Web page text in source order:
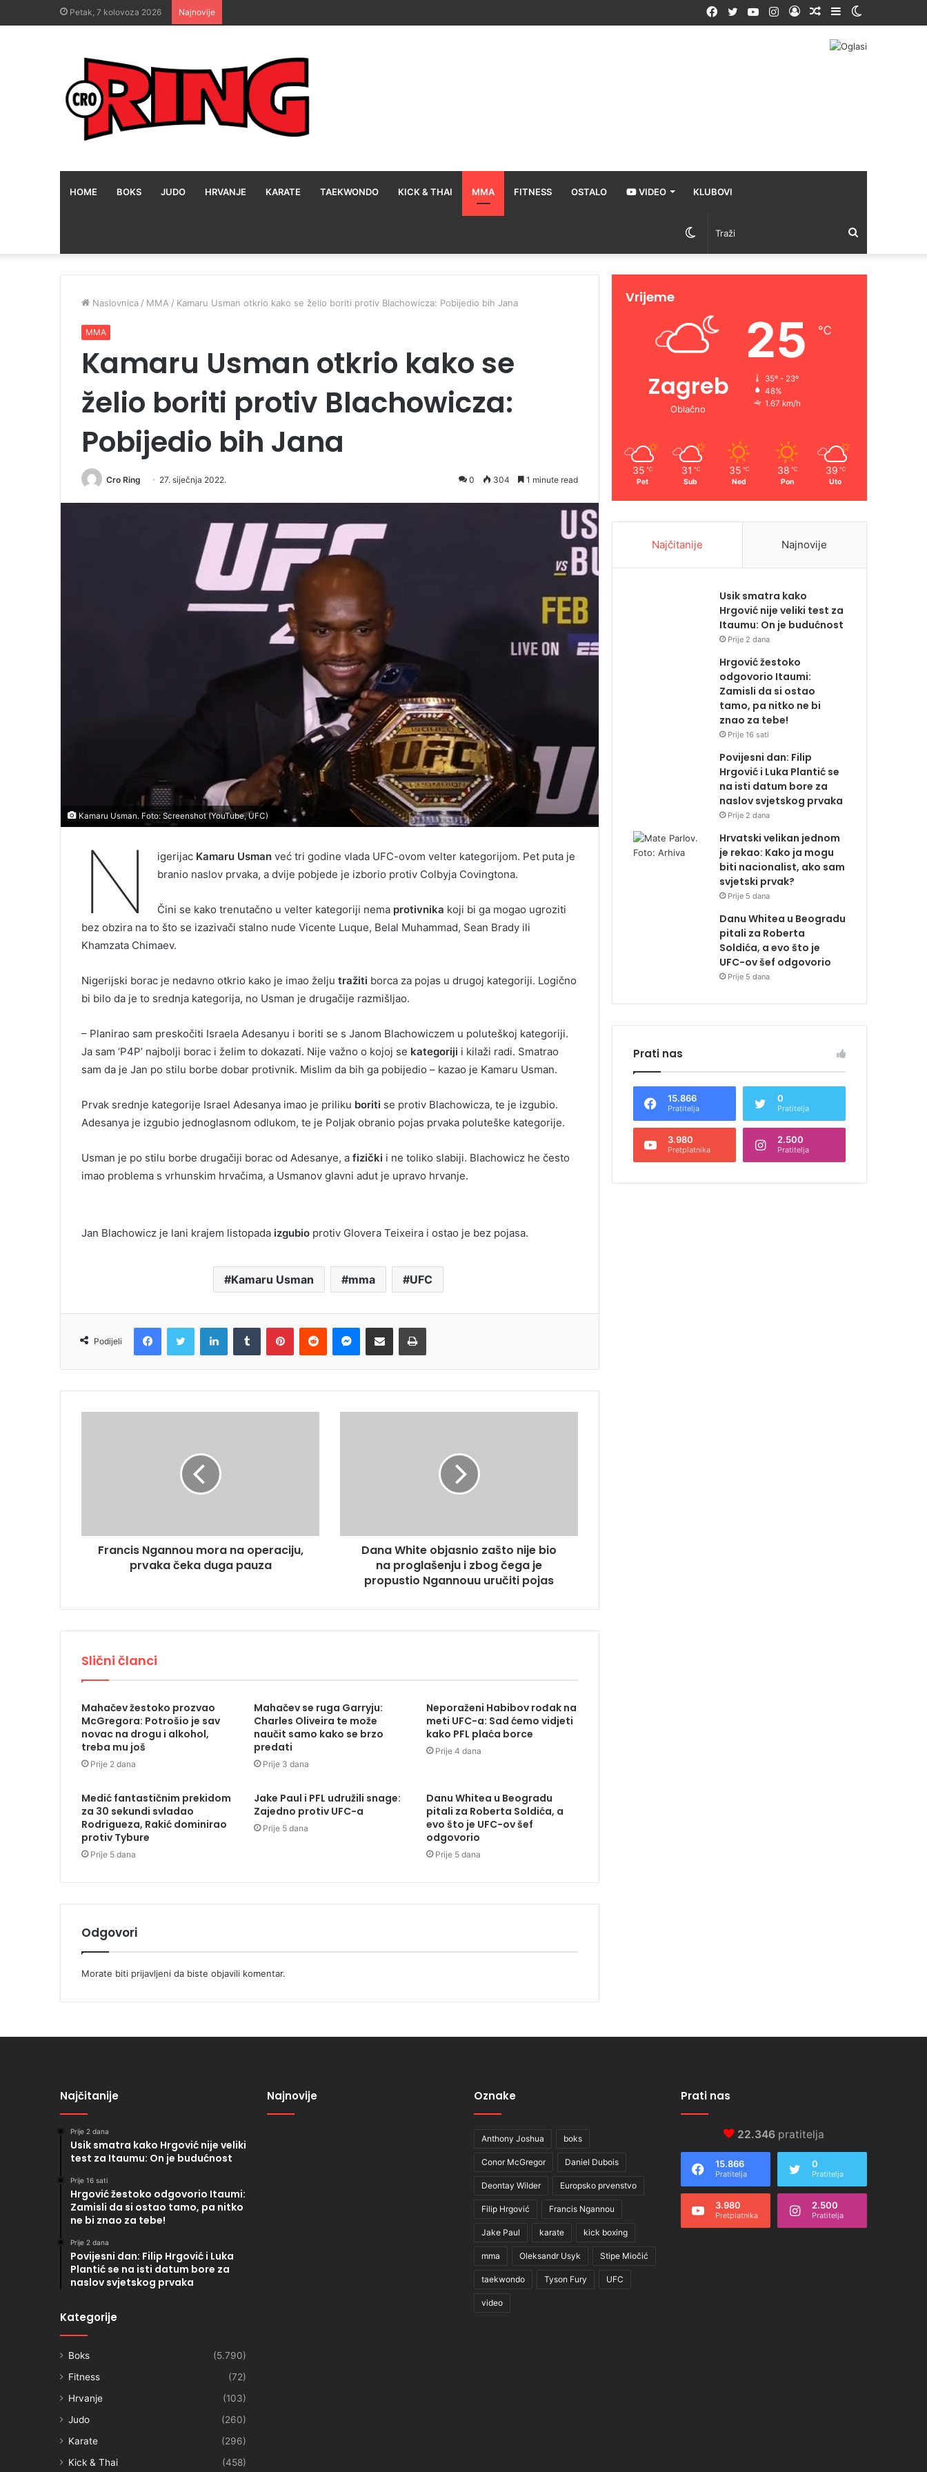
Petak, 7 kolovoza 2026 Najnovije Sidebar
Random
Prijava
Instagram
YouTube
Twitter
Facebook
HOME BOKS JUDO HRVANJE KARATE TAEKWONDO KICK & THAI MMA FITNESS OSTALO VIDEO KLUBOVI
Traži
Switch
skin
Naslovnica / MMA / Kamaru Usman otkrio kako se želio boriti protiv Blachowicza: Pobijedio bih Jana
MMA
Kamaru Usman otkrio kako se
želio boriti protiv Blachowicza:
Pobijedio bih Jana
Cro Ring 27. siječnja 2022. 0 304 1 minute read
Kamaru Usman. Foto: Screenshot (YouTube, UFC)
N igerijac Kamaru Usmanveć tri godine vlada UFC-ovom velter kategorijom. Pet puta je
branio naslov prvaka, a dvije pobjede je izborio protiv Colbyja Covingtona.
Čini se kako trenutačno u velter kategoriji nema protivnika koji bi ga mogao ugroziti
bez obzira na to što se izazivači stalno nude Vicente Luque, Belal Muhammad, Sean Brady ili
Khamzata Chimaev.
Nigerijski borac je nedavno otkrio kako je imao želju tražiti borca za pojas u drugoj kategoriji. Logično
bi bilo da je to srednja kategorija, no Usman je drugačije razmišljao.
– Planirao sam preskočiti Israela Adesanyu i boriti se s Janom Blachowiczem u poluteškoj kategoriji.
Ja sam ‘P4P’ najbolji borac i želim to dokazati. Nije važno o kojoj se kategoriji i kilaži radi. Smatrao
sam da je Jan po stilu borbe dobar protivnik. Mislim da bih ga pobijedio – kazao je Kamaru Usman.
Prvak srednje kategorije Israel Adesanya imao je priliku boriti se protiv Blachowicza, te je izgubio.
Adesanya je izgubio jednoglasnom odlukom, te je Poljak obranio pojas prvaka poluteške kategorije.
Usman je po stilu borbe drugačiji borac od Adesanye, a fizički i ne toliko slabiji. Blachowicz he često
imao problema s vrhunskim hrvačima, a Usmanov glavni adut je upravo hrvanje.
Jan Blachowicz je lani krajem listopada izgubio protiv Glovera Teixeira i ostao je bez pojasa.
Kamaru Usman mma UFC
Podijeli
FacebookTwitter LinkedInTumblr PinterestReddit MessengerPodijeli e-mailom Ispis
Francis Ngannou mora na operaciju,
prvaka čeka duga pauza
Dana White objasnio zašto nije bio
na proglašenju i zbog čega je
propustio Ngannouu uručiti pojas
Slični članci
Mahačev žestoko prozvao
McGregora: Potrošio je sav
novac na drogu i alkohol,
treba mu još
Prije 2 dana
Mahačev se ruga Garryju:
Charles Oliveira te može
naučit samo kako se brzo
predati
Prije 3 dana
Neporaženi Habibov rođak na
meti UFC-a: Sad ćemo vidjeti
kako PFL plaća borce
Prije 4 dana
Medić fantastičnim prekidom
za 30 sekundi svladao
Rodrigueza, Rakić dominirao
protiv Tybure
Prije 5 dana
Jake Paul i PFL udružili snage:
Zajedno protiv UFC-a
Prije 5 dana
Danu Whitea u Beogradu
pitali za Roberta Soldića, a
evo što je UFC-ov šef
odgovorio
Prije 5 dana
Odgovori
Morate biti prijavljeni da biste objavili komentar.
Vrijeme
Zagreb
Oblačno
25 ℃
35º - 23º
48%
1.67 km/h
35 ℃
Pet
31 ℃
Sub
35 ℃
Ned
38 ℃
Pon
39 ℃
Uto
Najčitanije Najnovije
Usik smatra kako
Hrgović nije veliki test za
Itaumu: On je budućnost
Prije 2 dana
Hrgović žestoko
odgovorio Itaumi:
Zamisli da si ostao
tamo, pa nitko ne bi
znao za tebe!
Prije 16 sati
Povijesni dan: Filip
Hrgović i Luka Plantić se
na isti datum bore za
naslov svjetskog prvaka
Prije 2 dana
Hrvatski velikan jednom
je rekao: Kako ja mogu
biti nacionalist, ako sam
svjetski prvak?
Prije 5 dana
Danu Whitea u Beogradu
pitali za Roberta
Soldića, a evo što je
UFC-ov šef odgovorio
Prije 5 dana
Prati nas
15.866
Pratitelja
0
Pratitelja
3.980
Pretplatnika
2.500
Pratitelja
Najčitanije
Prije 2 dana
Usik smatra kako Hrgović nije veliki
test za Itaumu: On je budućnost
Prije 16 sati
Hrgović žestoko odgovorio Itaumi:
Zamisli da si ostao tamo, pa nitko
ne bi znao za tebe!
Prije 2 dana
Povijesni dan: Filip Hrgović i Luka
Plantić se na isti datum bore za
naslov svjetskog prvaka
Kategorije
Boks
(5.790)
Fitness
(72)
Hrvanje
(103)
Judo
(260)
Karate
(296)
Kick & Thai
(458)
Najnovije Oznake
Anthony Joshua boks
Conor McGregor Daniel Dubois
Deontay Wilder Europsko prvenstvo
Filip Hrgović Francis Ngannou
Jake Paul karate kick boxing
mma Oleksandr Usyk Stipe Miočić
taekwondo Tyson Fury UFC
video
Prati nas
22.346 pratitelja
15.866
Pratitelja
0
Pratitelja
3.980
Pretplatnika
2.500
Pratitelja